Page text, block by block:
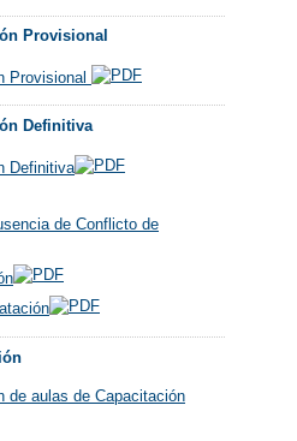
Provisional
Provisional
Definitiva
Definitiva
de Conflicto de
de aulas de Capacitación